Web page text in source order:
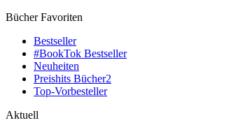
Bücher Favoriten
Bestseller
#BookTok Bestseller
Neuheiten
Preishits Bücher2
Top-Vorbesteller
Aktuell